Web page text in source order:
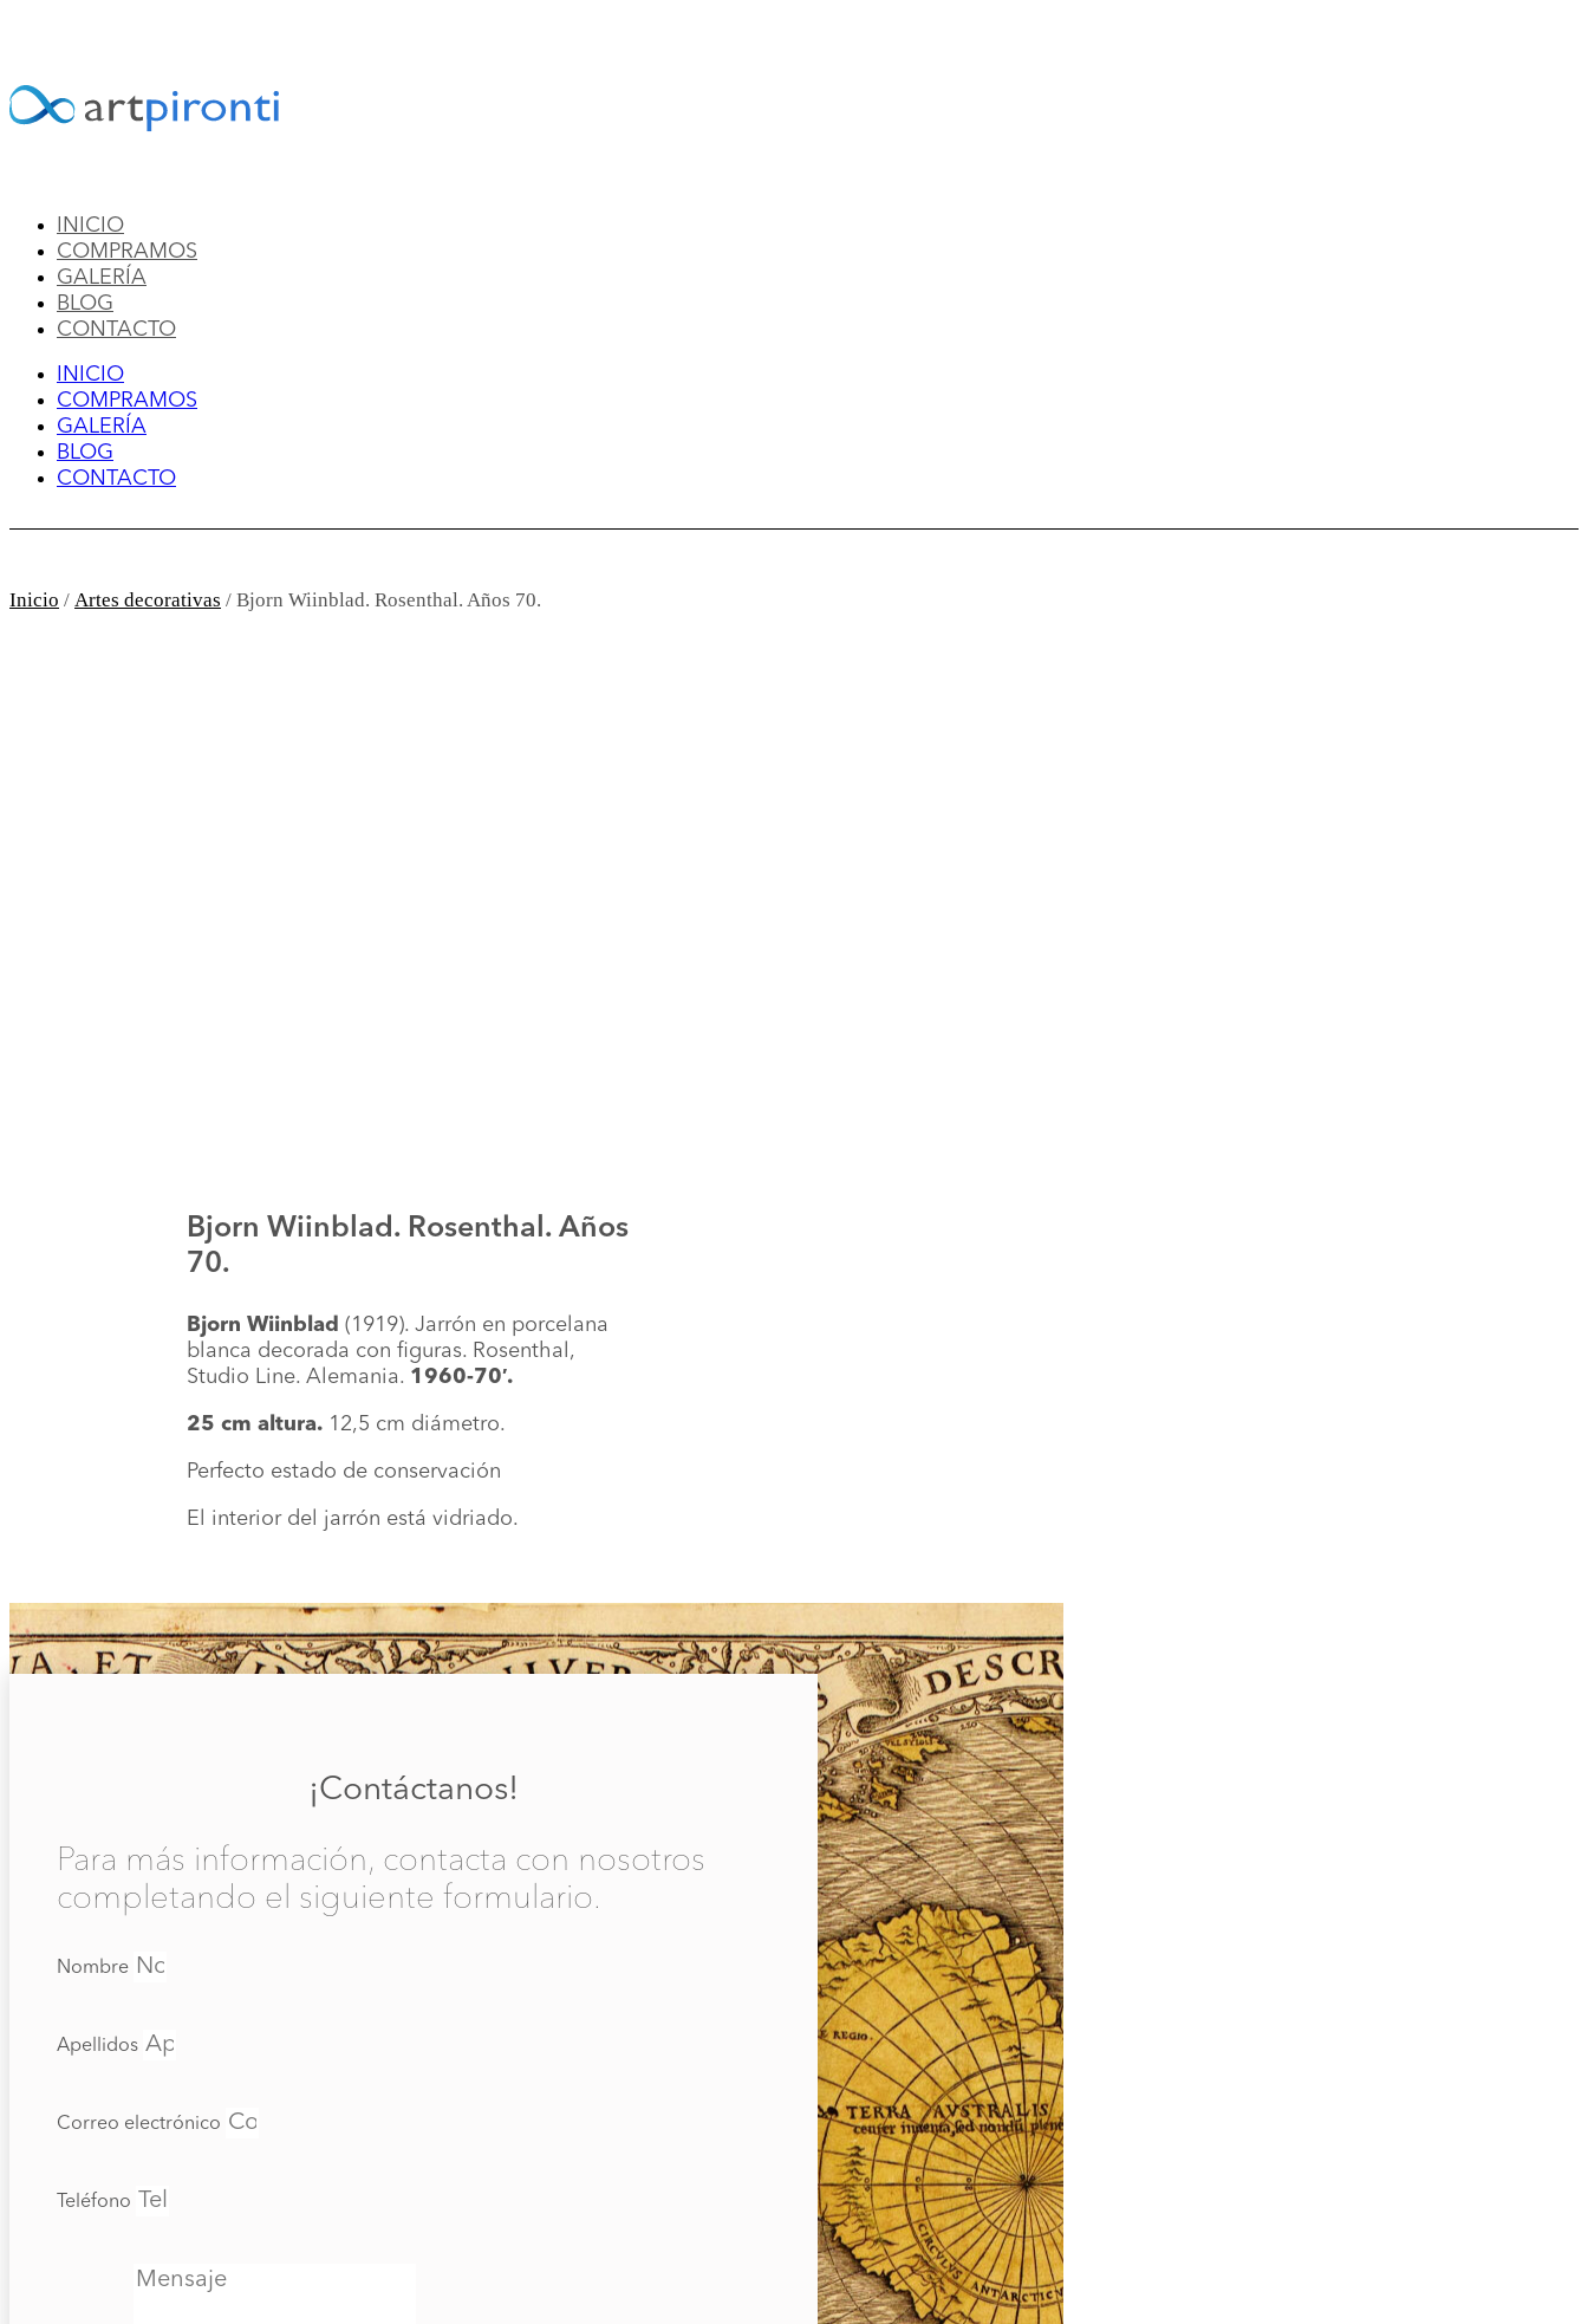
INICIO
COMPRAMOS
GALERÍA
BLOG
CONTACTO
INICIO
COMPRAMOS
GALERÍA
BLOG
CONTACTO
Inicio / Artes decorativas / Bjorn Wiinblad. Rosenthal. Años 70.
Bjorn Wiinblad. Rosenthal. Años
70.
Bjorn Wiinblad (1919). Jarrón en porcelana
blanca decorada con figuras. Rosenthal,
Studio Line. Alemania. 1960-70′.
25 cm altura. 12,5 cm diámetro.
Perfecto estado de conservación
El interior del jarrón está vidriado.
¡Contáctanos!
Para más información, contacta con nosotros
completando el siguiente formulario.
Nombre
Apellidos
Correo electrónico
Teléfono